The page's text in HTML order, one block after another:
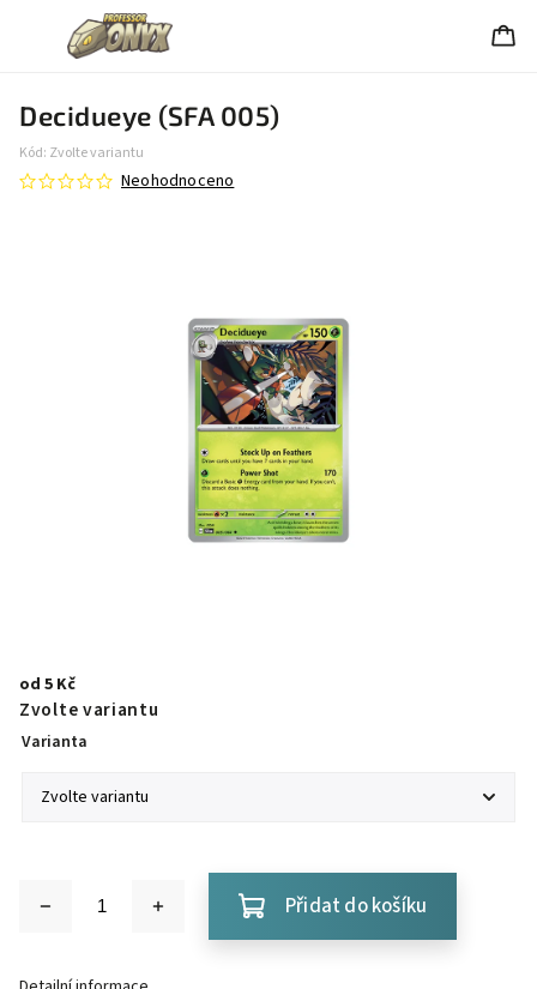
Decidueye (SFA 005)
Kód: Zvolte variantu
Neohodnoceno
od 5 Kč
Zvolte variantu
Varianta
Přidat do košíku